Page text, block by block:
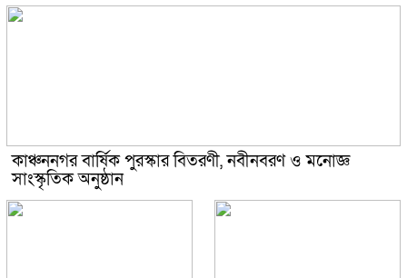
কাঞ্চননগর বার্ষিক পুরস্কার বিতরণী, নবীনবরণ ও মনোজ্ঞ
সাংস্কৃতিক অনুষ্ঠান